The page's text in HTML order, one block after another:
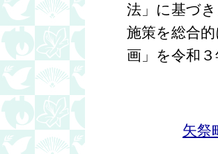
法」に基づ
施策を総合
画」を令和
矢祭